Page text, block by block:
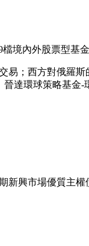
境內外股票型基金
；西方對俄羅
達環球策略基金-
興市場優質主